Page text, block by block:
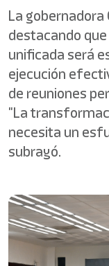
La
destacando
unificada será
ejecución
de reuniones
"La
necesita un
subrayó.